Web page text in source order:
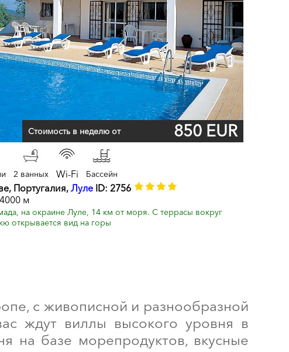
Стоимость в неделю от 850 EUR
2 ванных Wi-Fi Бассейн
Португалия, Луле ID: 2756
м
на окраине Луле, 14 км от моря. С террасы вокруг
открывается вид на горы
с живописной и разнообразной
ждут виллы высокого уровня в
на базе морепродуктов, вкусные